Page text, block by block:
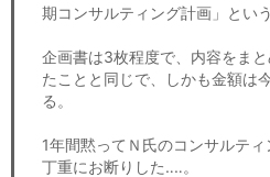
期コンサルティング計画」とい
企画書は3枚程度で、内容をま
たことと同じで、しかも金額は
る。
1年間黙ってＮ氏のコンサルティ
丁重にお断りした‥‥。